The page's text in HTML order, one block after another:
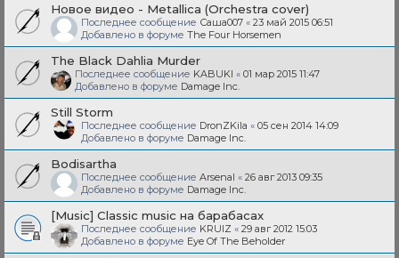
Новое видео - Metallica (Orchestra cover)
Последнее сообщение Саша007 « 23 май 2015 06:51
Добавлено в форуме The Four Horsemen
The Black Dahlia Murder
Последнее сообщение KABUKI « 01 мар 2015 11:47
Добавлено в форуме Damage Inc.
Still Storm
Последнее сообщение DronZKila « 05 сен 2014 14:09
Добавлено в форуме Damage Inc.
Bodisartha
Последнее сообщение Arsenal « 26 авг 2013 09:35
Добавлено в форуме Damage Inc.
[Music] Classic music на барабасах
Последнее сообщение KRUIZ « 29 авг 2012 15:03
Добавлено в форуме Eye Of The Beholder